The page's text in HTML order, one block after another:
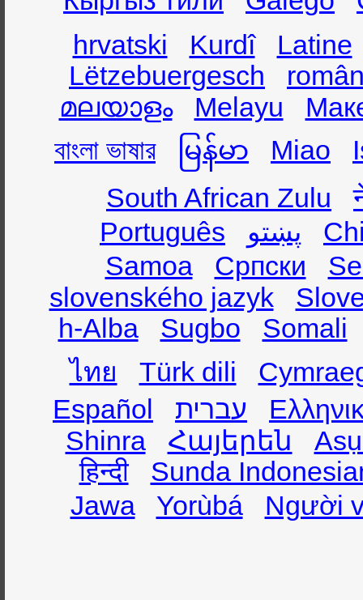
hrvatski
Kurdî
Latine
Lëtzebuergesch
മലയാളം
Melayu
বাংলা ভাষার
မြန်မာ Miao
South African Zulu
Português
پښتو
Samoa
Српски
slovenského jazyk
h-Alba
Sugbo
Somali
ไทย
Türk dili
Español
עברית
Shinra
Հայերեն
हिन्दी
Sunda
Jawa
Yorùbá Người